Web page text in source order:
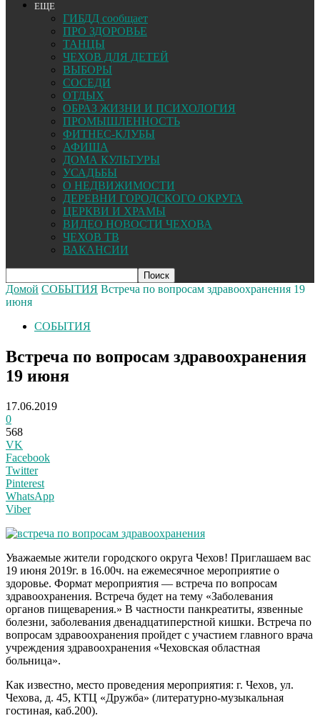
ЕЩЕ
ГИБДД сообщает
ПРО ЗДОРОВЬЕ
ТАНЦЫ
ЧЕХОВ ДЛЯ ДЕТЕЙ
ВЫБОРЫ
СОСЕДИ
ОТДЫХ
ОБРАЗ ЖИЗНИ И ПСИХОЛОГИЯ
ПРОМЫШЛЕННОСТЬ
ФИТНЕС-КЛУБЫ
АФИША
ДОМА КУЛЬТУРЫ
УСАДЬБЫ
О НЕДВИЖИМОСТИ
ДЕРЕВНИ ГОРОДСКОГО ОКРУГА
ЦЕРКВИ И ХРАМЫ
ВИДЕО НОВОСТИ ЧЕХОВА
ЧЕХОВ ТВ
ВАКАНСИИ
Домой СОБЫТИЯ Встреча по вопросам здравоохранения 19
июня
СОБЫТИЯ
Встреча по вопросам здравоохранения
19 июня
17.06.2019
0
568
VK
Facebook
Twitter
Pinterest
WhatsApp
Viber
Уважаемые жители городского округа Чехов! Приглашаем вас
19 июня 2019г. в 16.00ч. на ежемесячное мероприятие о
здоровье. Формат мероприятия — встреча по вопросам
здравоохранения. Встреча будет на тему «Заболевания
органов пищеварения.» В частности панкреатиты, язвенные
болезни, заболевания двенадцатиперстной кишки. Встреча по
вопросам здравоохранения пройдет с участием главного врача
учреждения здравоохранения «Чеховская областная
больница».
Как известно, место проведения мероприятия: г. Чехов, ул.
Чехова, д. 45, КТЦ «Дружба» (литературно-музыкальная
гостиная, каб.200).